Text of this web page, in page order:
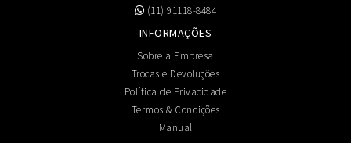
(11) 91118-8484
INFORMAÇÕES
Sobre a Empresa
Trocas e Devoluções
Política de Privacidade
Termos & Condições
Manual